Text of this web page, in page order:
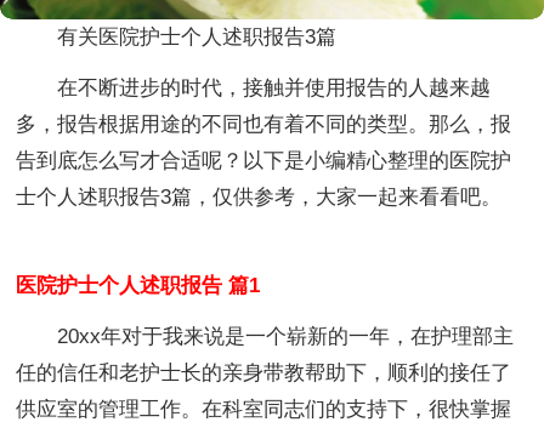
有关医院护士个人述职报告3篇
在不断进步的时代，接触并使用报告的人越来越
多，报告根据用途的不同也有着不同的类型。那么，报
告到底怎么写才合适呢？以下是小编精心整理的医院护
士个人述职报告3篇，仅供参考，大家一起来看看吧。
医院护士个人述职报告 篇1
20xx年对于我来说是一个崭新的一年，在护理部主
任的信任和老护士长的亲身带教帮助下，顺利的接任了
供应室的管理工作。在科室同志们的支持下，很快掌握